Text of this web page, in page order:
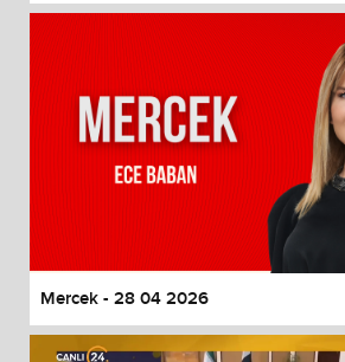
Mercek - 28 04 2026